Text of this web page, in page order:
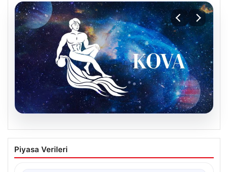
9 Ağustos Kova Burcu Günlük Yorumu
Kova burcu için bugün hareketli ve sürprizlere açık bir
Piyasa Verileri